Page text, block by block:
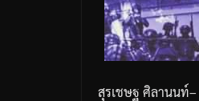
สุรเชษฐ ศิลานนท์–